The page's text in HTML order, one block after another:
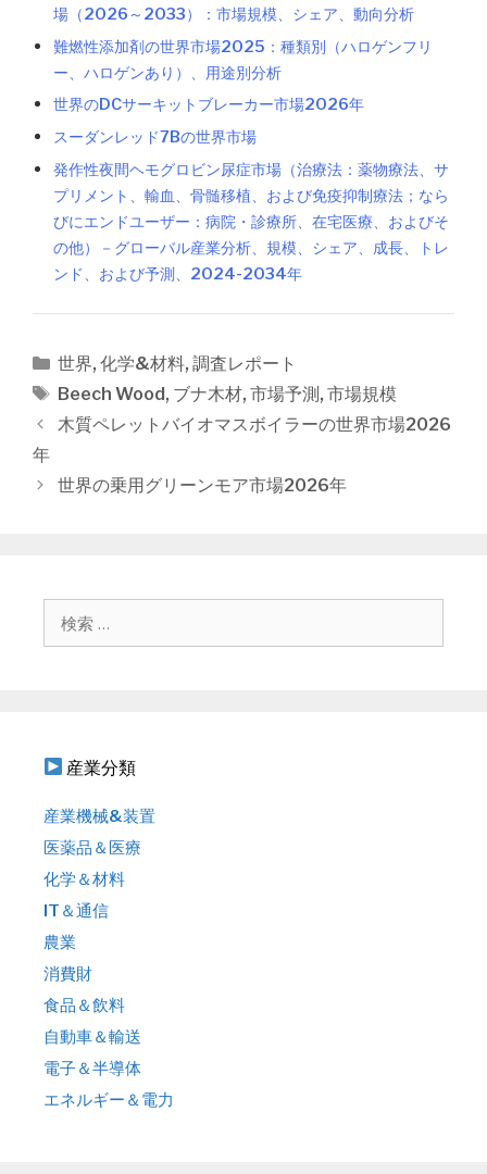
場（2026～2033）：市場規模、シェア、動向分析
難燃性添加剤の世界市場2025：種類別（ハロゲンフリ
ー、ハロゲンあり）、用途別分析
世界のDCサーキットブレーカー市場2026年
スーダンレッド7Bの世界市場
発作性夜間ヘモグロビン尿症市場（治療法：薬物療法、サ
プリメント、輸血、骨髄移植、および免疫抑制療法；なら
びにエンドユーザー：病院・診療所、在宅医療、およびそ
の他）－グローバル産業分析、規模、シェア、成長、トレ
ンド、および予測、2024-2034年
カ
テ
ゴ
リ
世界, 化学&材料, 調査レポート
タ
グ
Beech Wood, ブナ木材, 市場予測 , 市場規模
投
稿
ョ
木質ペレットバイオマスボイラーの世界市場2026
年
世界の乗用グリーンモア市場2026年
産業分類
産業機械&装置
医薬品＆医療
化学＆材料
IT＆通信
農業
消費財
食品＆飲料
自動車＆輸送
電子＆半導体
エネルギー＆電力